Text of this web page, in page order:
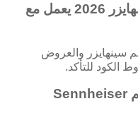
هل كود خصم Sennheiser سينهايزر 2026 يعمل مع
سينهايزر والعروض
الكود للتأكد.
كيف أحصل على أحدث كود خصم Sennheiser